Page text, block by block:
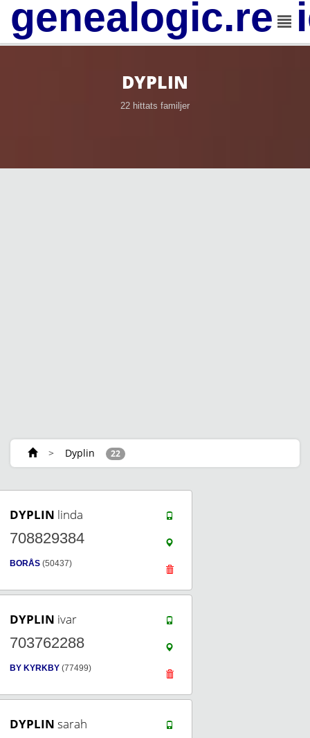
DYPLIN
22 hittats familjer
> Dyplin 22
DYPLIN linda
708829384
BORÅS (50437)
DYPLIN ivar
703762288
BY KYRKBY (77499)
DYPLIN sarah